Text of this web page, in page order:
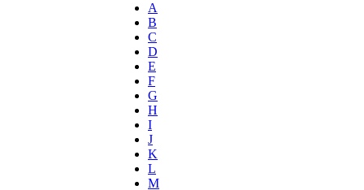
A
B
C
D
E
F
G
H
I
J
K
L
M